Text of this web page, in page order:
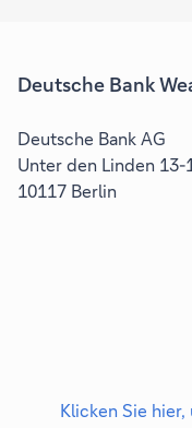
Klicken Sie
Deutsche Bank
Deutsche Bank AG
Unter den Linden 13-
10117 Berlin